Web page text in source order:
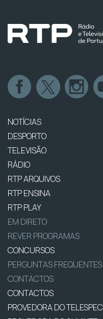
NOTÍCIAS
DESPORTO
TELEVISÃO
RÁDIO
RTP ARQUIVOS
RTP ENSINA
RTP PLAY
EM DIRETO
REVER PROGRAMAS
CONCURSOS
PERGUNTAS FREQUENTES
CONTACTOS
CONTACTOS
PROVEDORA DO